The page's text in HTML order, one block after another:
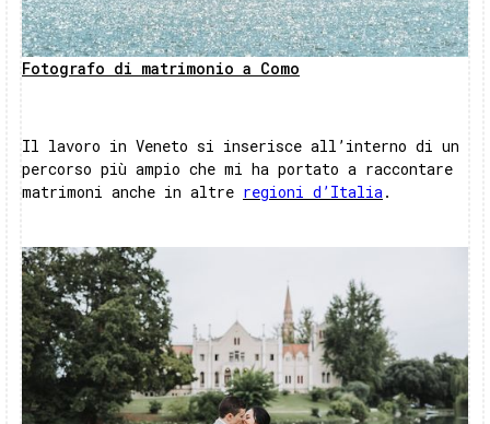
Fotografo di matrimonio a Como
Il lavoro in Veneto si inserisce all’interno di un
percorso più ampio che mi ha portato a raccontare
matrimoni anche in altre regioni d’Italia .